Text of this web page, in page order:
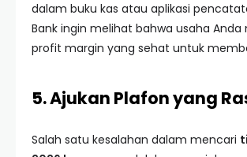
dalam buku kas atau aplikasi
Bank ingin melihat bahwa usaha Anda
profit margin yang sehat untuk
5. Ajukan Plafon yang
Salah satu kesalahan dalam mencari